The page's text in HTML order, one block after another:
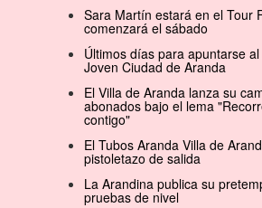
Sara Martín estará en el Tour
comenzará el sábado
Últimos días para apuntarse
Joven Ciudad de Aranda
El Villa de Aranda lanza su
abonados bajo el lema
contigo"
El Tubos Aranda Villa de
pistoletazo de salida
La Arandina publica su
pruebas de nivel